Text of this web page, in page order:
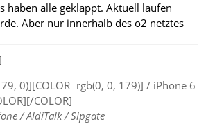
haben alle geklappt. Aktuell laufen
Aber nur innerhalb des o2 netztes
0)][COLOR=rgb(0, 0, 179)] / iPhone 6
COLOR]
/ AldiTalk / Sipgate